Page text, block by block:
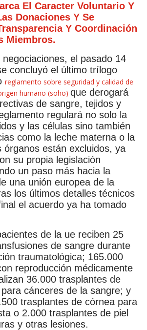
El Caracter Voluntario Y
Donaciones Y Se
Y Coordinación
Miembros.
el pasado 14
concluyó el último trílogo
reglamento sobre seguridad y calidad de
humano (soho) que derogará
de sangre, tejidos y
regulará no solo la
y las células sino también
como la leche materna o la
órganos están excluidos, ya
su propia legislación
un paso más hacia la
una unión europea de la
los últimos detalles técnicos
el acuerdo ya ha tomado
de la ue reciben 25
de sangre durante
traumatológica; 165.000
reproducción médicamente
36.000 trasplantes de
cánceres de la sangre; y
trasplantes de córnea para
o 2.000 trasplantes de piel
y otras lesiones.